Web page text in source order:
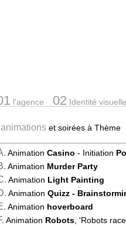
l'agence 02 Identité visuelle
et soirées à Thème
Animation Casino - Initiation
Animation Murder Party
Animation Light Painting
Animation Quizz -
Animation hoverboard
Animation Robots , 'Robots